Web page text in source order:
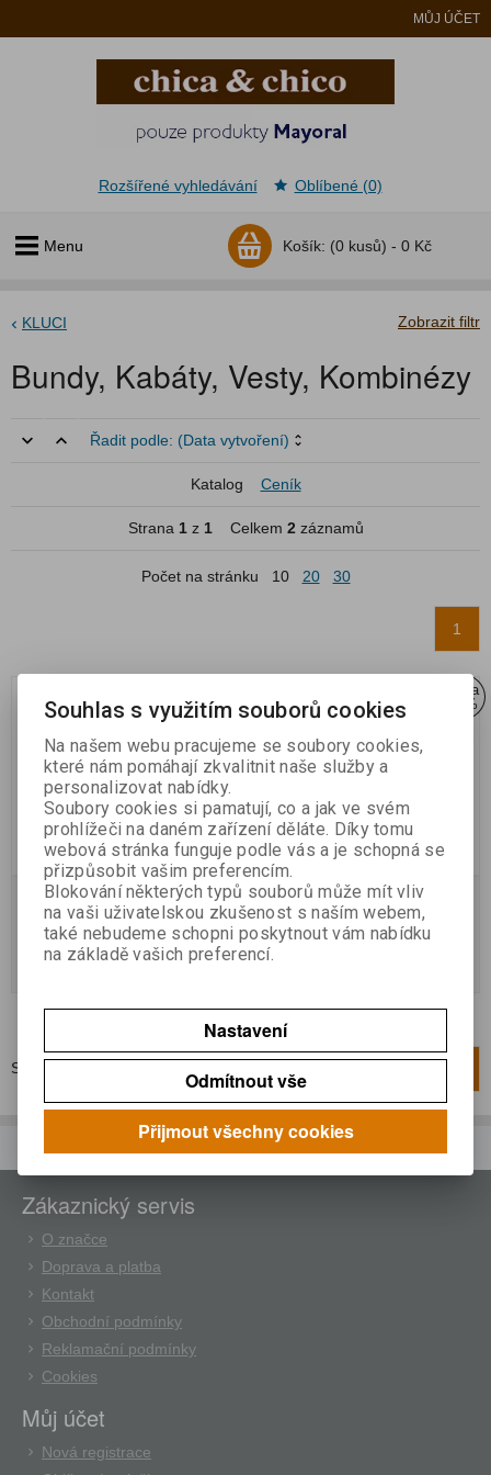
MŮJ ÚČET
Menu Košík: (0 kusů) - 0 Kč
Rozšířené vyhledávání Oblíbené (0)
Zobrazit filtr
KLUCI
Bundy, Kabáty, Vesty, Kombinézy
Řadit podle: (Data vytvoření)
Katalog Ceník
Strana 1z 1Celkem 2 záznamů
Počet na stránku 10 20 30
1
30 %
Chlapecká kombinéza
Skladem:3
Sleva
30 %
Chlapecká kombinéza
Skladem:1
Strana
Zákaznický servis
O značce
Doprava a platba
Kontakt
Obchodní podmínky
Reklamační podmínky
Cookies
Můj účet
Nová registrace
Souhlas s využitím souborů cookies
Na našem webu pracujeme se soubory cookies,
které nám pomáhají zkvalitnit naše služby a
personalizovat nabídky.
Soubory cookies si pamatují, co a jak ve svém
prohlížeči na daném zařízení děláte. Díky tomu
webová stránka funguje podle vás a je schopná se
přizpůsobit vašim preferencím.
Blokování některých typů souborů může mít vliv
na vaši uživatelskou zkušenost s naším webem,
také nebudeme schopni poskytnout vám nabídku
na základě vašich preferencí.
Nastavení
Odmítnout vše
Přijmout všechny cookies